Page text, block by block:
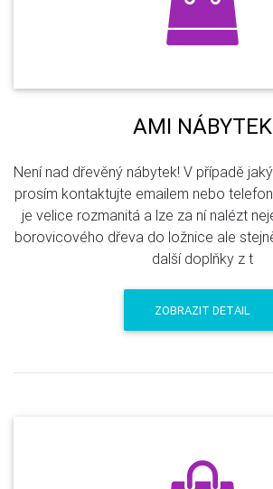
AMI NÁBYTEK
Není nad dřevěný nábytek! V případě
prosím kontaktujte emailem nebo
je velice rozmanitá a lze za ní nalézt
borovicového dřeva do ložnice ale
další doplňky z t
ZOBRAZIT DETAIL